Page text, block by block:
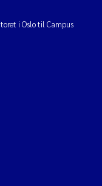
i Oslo til Campus